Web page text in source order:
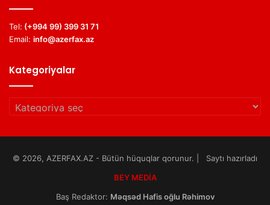
Tel: (+994 99) 399 31 71
Email: info@azerfax.az
Kategoriyalar
Kategoriyalar
© 2026, AZERFAX.AZ - Bütün hüquqlar qorunur. | Saytı hazırladı
BEY MEDİA
Baş Redaktor: Məqsəd Hafis oğlu Rəhimov